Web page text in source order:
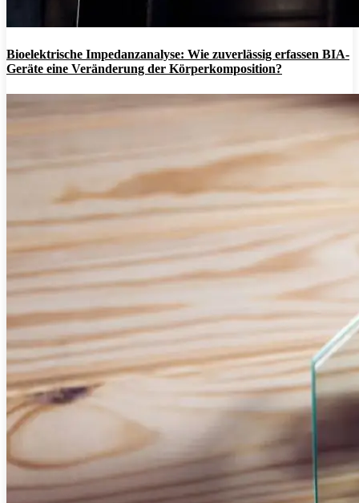
Bioelektrische Impedanzanalyse: Wie zuverlässig erfassen BIA-
Geräte eine Veränderung der Körperkomposition?